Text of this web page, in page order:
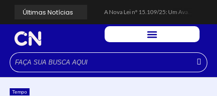
Últimas Notícias
A Nova Lei nº 15.109/25: Um Avanço na Garantia dos Honorários Advocatícios.
Espingarda roubada de agentes de segurança ferroviária é recuperada na Vila Esperança.
Polícia Rodoviária resgata bicho-preguiça na Rodovia dos Imigrantes, em Cubatão.
Cubatão tem vasta programação no Mês da Mulher: atividades começam nesta sexta (7).
Vigilantes são atacados por criminosos armados durante escolta de carga na Vila Esperança.
Tempo